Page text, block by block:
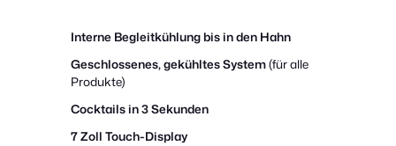
Interne Begleitkühlung bis in den Hahn
Geschlossenes, gekühltes System(für alle
Produkte)
Cocktails in3 Sekunden
7 Zoll Touch-Display